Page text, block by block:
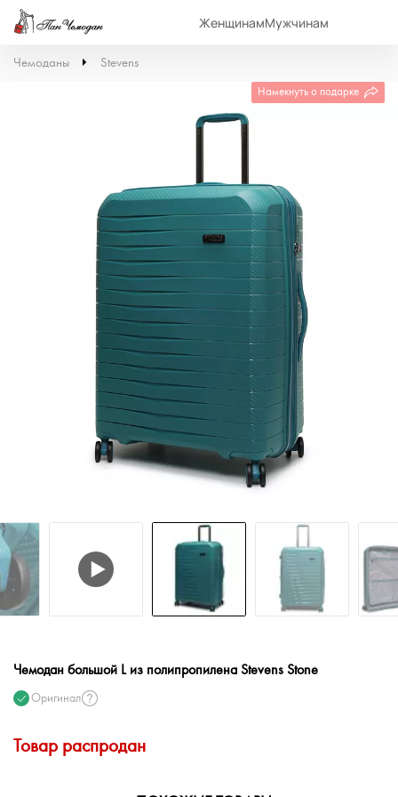
ЖенщинамМужчинам
Чемоданы Stevens
Намекнуть о подарке
Чемодан большой L из полипропилена Stevens Stone
Оригинал
Товар распродан